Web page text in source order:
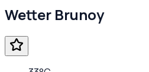
Wetter Brunoy